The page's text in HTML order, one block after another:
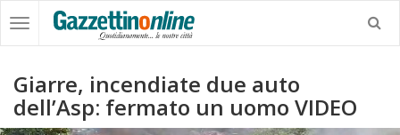
Giarre, incendiate due auto
dell’Asp: fermato un uomo VIDEO